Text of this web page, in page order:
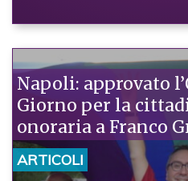
Napoli: approvato
Giorno per la
onoraria a Franco
ARTICOLI